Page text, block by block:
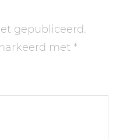
gepubliceerd.
met *